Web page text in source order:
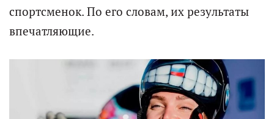
спортсменок. По его словам, их результаты
впечатляющие.